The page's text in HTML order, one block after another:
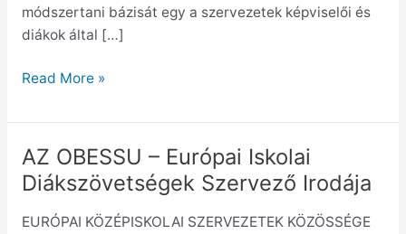
módszertani bázisát egy a szervezetek képviselői és
diákok által […]
Read More »
AZ OBESSU – Európai Iskolai
Diákszövetségek Szervező Irodája
EURÓPAI KÖZÉPISKOLAI SZERVEZETEK KÖZÖSSÉGE
AZ
OBESSU
Európai